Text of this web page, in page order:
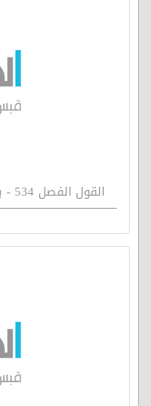
القول الفصل 534 - يأس الصهيونية